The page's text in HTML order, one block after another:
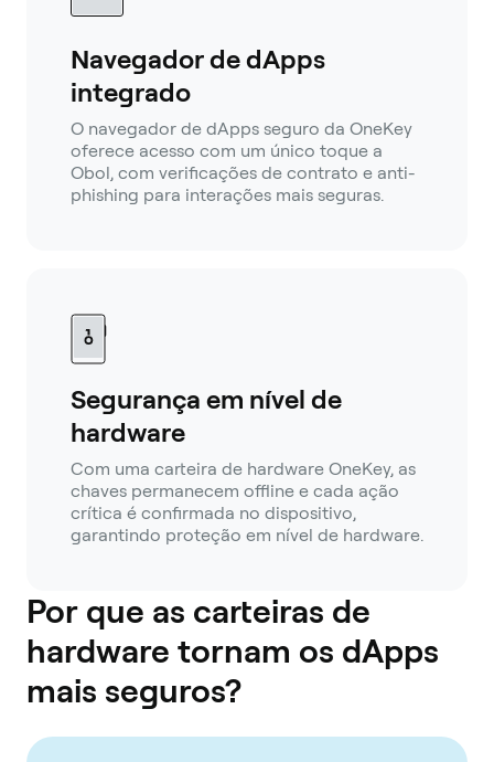
Navegador de dApps
integrado
O navegador de dApps seguro da OneKey
oferece acesso com um único toque a
Obol, com verificações de contrato e anti-
phishing para interações mais seguras.
Segurança em nível de
hardware
Com uma carteira de hardware OneKey, as
chaves permanecem offline e cada ação
crítica é confirmada no dispositivo,
garantindo proteção em nível de hardware.
Por que as carteiras de
hardware tornam os dApps
mais seguros?